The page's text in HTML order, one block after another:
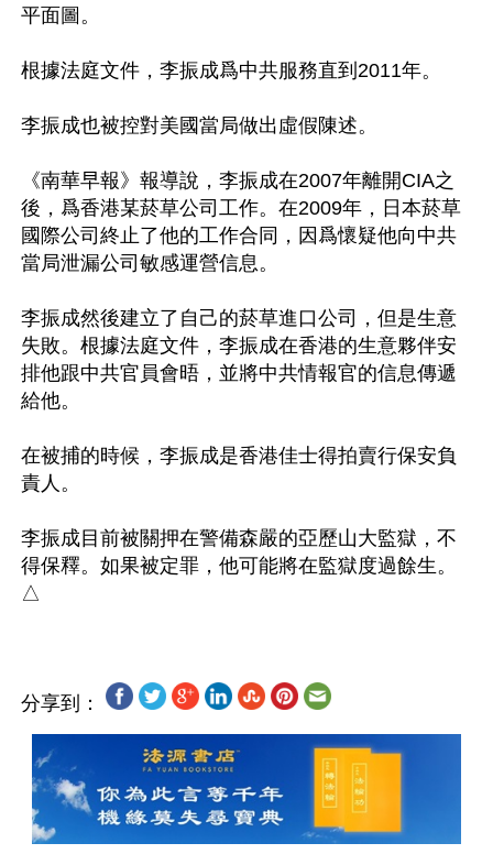
平面圖。
根據法庭文件，李振成爲中共服務直到2011年。
李振成也被控對美國當局做出虛假陳述。
《南華早報》報導說，李振成在2007年離開CIA之
後，爲香港某菸草公司工作。在2009年，日本菸草
國際公司終止了他的工作合同，因爲懷疑他向中共
當局泄漏公司敏感運營信息。
李振成然後建立了自己的菸草進口公司，但是生意
失敗。根據法庭文件，李振成在香港的生意夥伴安
排他跟中共官員會晤，並將中共情報官的信息傳遞
給他。
在被捕的時候，李振成是香港佳士得拍賣行保安負
責人。
李振成目前被關押在警備森嚴的亞歷山大監獄，不
得保釋。如果被定罪，他可能將在監獄度過餘生。
分享到：